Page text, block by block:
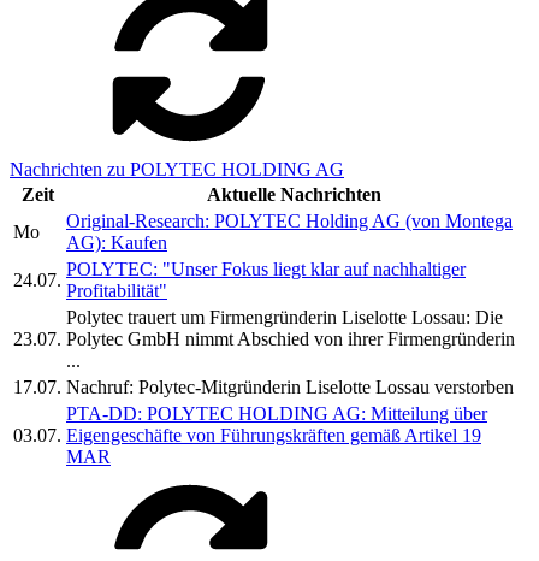
Nachrichten zu POLYTEC HOLDING AG
Zeit
Aktuelle Nachrichten
Mo
Original-Research: POLYTEC Holding AG (von Montega
AG): Kaufen
24.07.
POLYTEC: "Unser Fokus liegt klar auf nachhaltiger
Profitabilität"
23.07.
Polytec trauert um Firmengründerin Liselotte Lossau: Die
Polytec GmbH nimmt Abschied von ihrer Firmengründerin
...
17.07. Nachruf: Polytec-Mitgründerin Liselotte Lossau verstorben
03.07.
PTA-DD: POLYTEC HOLDING AG: Mitteilung über
Eigengeschäfte von Führungskräften gemäß Artikel 19
MAR